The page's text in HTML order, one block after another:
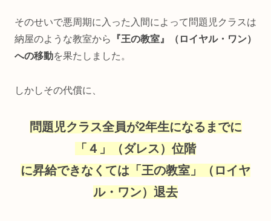
そのせいで悪周期に入った入間によって問題児クラスは
納屋のような教室から
『王の教室』（ロイヤル・ワン）
への移動を果たしました。
しかしその代償に、
問題児クラス全員が2年生になるまでに
「４」（ダレス）位階
に昇給できなくては「王の教室」（ロイヤ
ル・ワン）退去